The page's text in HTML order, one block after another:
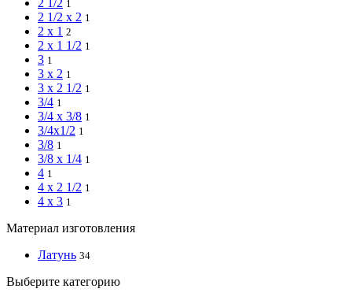
1
2 1/2 x 2 1
2 x 1 2
2 x 1 1/2 1
3 1
3 x 2 1
3 x 2 1/2 1
3/4 1
3/4 x 3/8 1
3/4x1/2 1
3/8 1
3/8 x 1/4 1
4 1
4 x 2 1/2 1
4 x 3 1
Материал изготовления
Латунь 34
Выберите категорию